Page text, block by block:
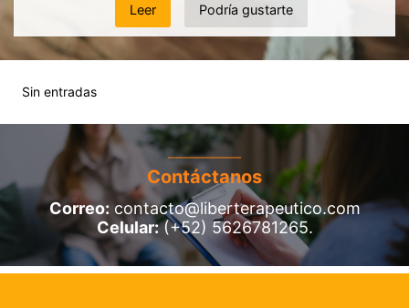
Leer Podría gustarte
Sin entradas
Contáctanos
Correo:contacto@liberterapeutico.com
Celular:(+52) 5626781265.